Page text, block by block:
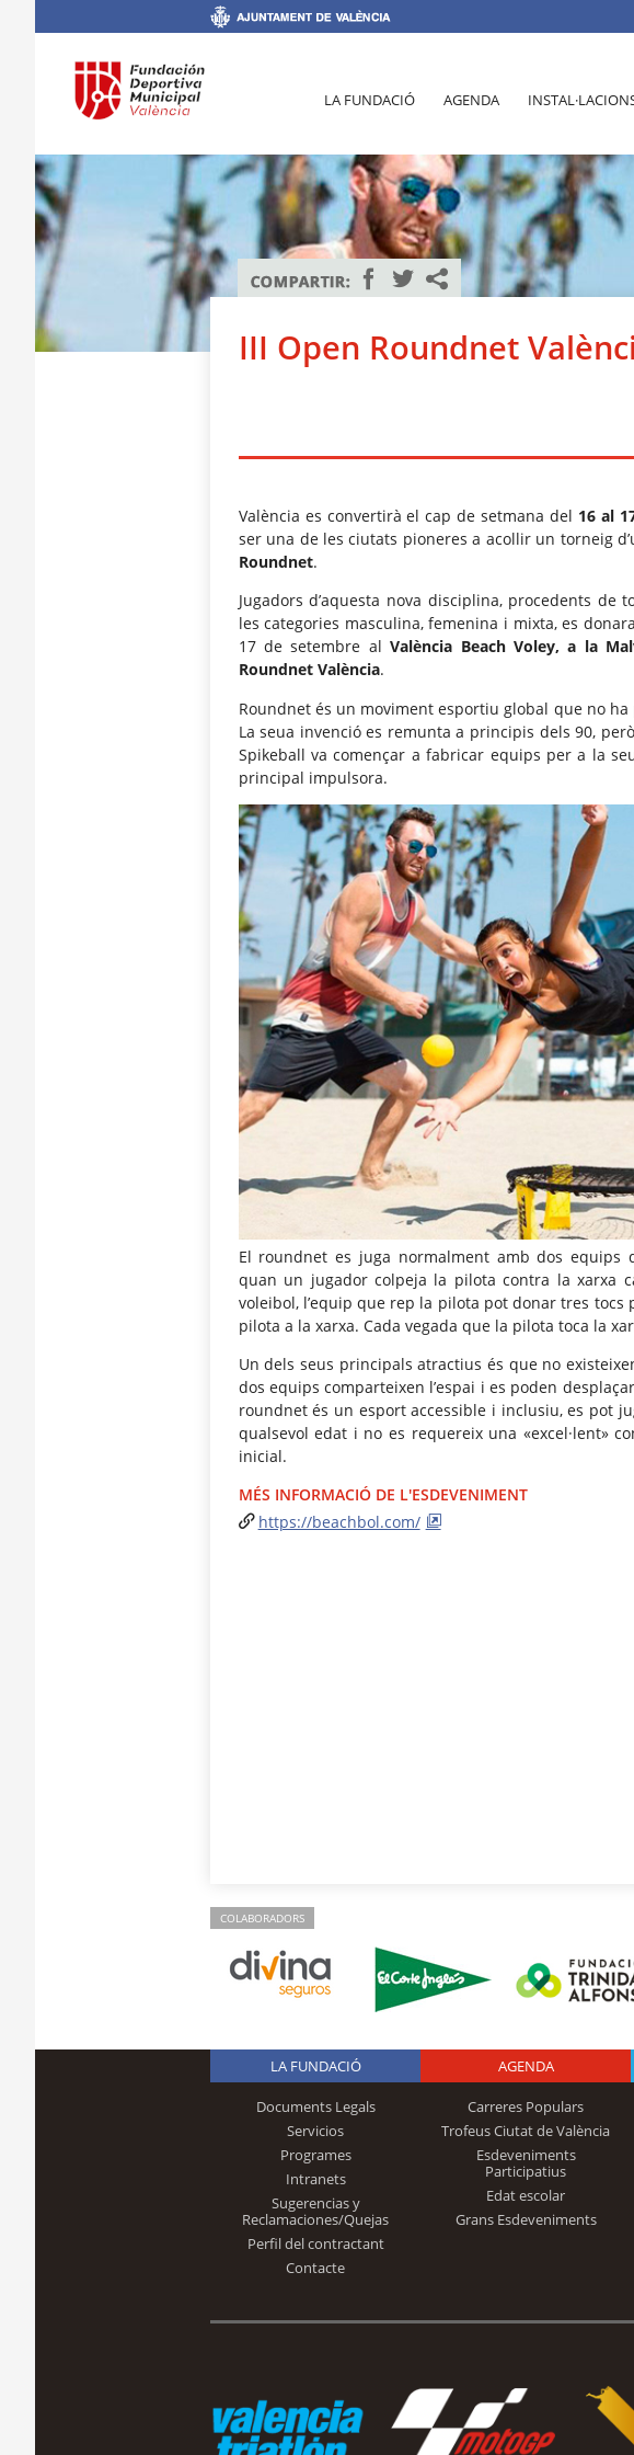
LA FUNDACIÓ AGENDA
III Open Roundnet
València es convertirà el cap de setmana del 16 al
ser una de les ciutats pioneres a acollir un torneig
Roundnet.
Jugadors d’aquesta nova disciplina, procedents de
les categories masculina, femenina i mixta, es
17 de setembre alValència Beach Voley, a la
Roundnet València.
Roundnet és un moviment esportiu global que no
La seua invenció es remunta a principis dels 90,
Spikeball va començar a fabricar equips per a la
principal impulsora.
El roundnet es juga normalment amb dos equips
quan un jugador colpeja la pilota contra la xarxa
voleibol, l’equip que rep la pilota pot donar tres tocs
pilota a la xarxa. Cada vegada que la pilota toca la
Un dels seus principals atractius és que no
dos equips comparteixen l’espai i es poden
roundnet és un esport accessible i inclusiu, es pot
qualsevol edat i no es requereix una «excel·lent»
inicial.
MÉS INFORMACIÓ DE L'ESDEVENIMENT
https://beachbol.com/
COLABORADORS
Logo Fundación
Trinidad Alfonso
LA FUNDACIÓ
Documents Legals
Servicios
Programes
Intranets
Sugerencias y
Reclamaciones/Quejas
Perfil del contractant
Contacte
AGENDA
Carreres Populars
Trofeus Ciutat de València
Esdeveniments
Participatius
Edat escolar
Grans Esdeveniments